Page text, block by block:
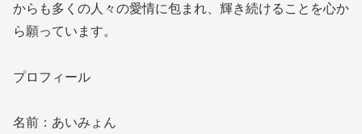
からも多くの人々の愛情に包まれ、輝き続けることを心か
ら願っています。
プロフィール
名前：あいみょん